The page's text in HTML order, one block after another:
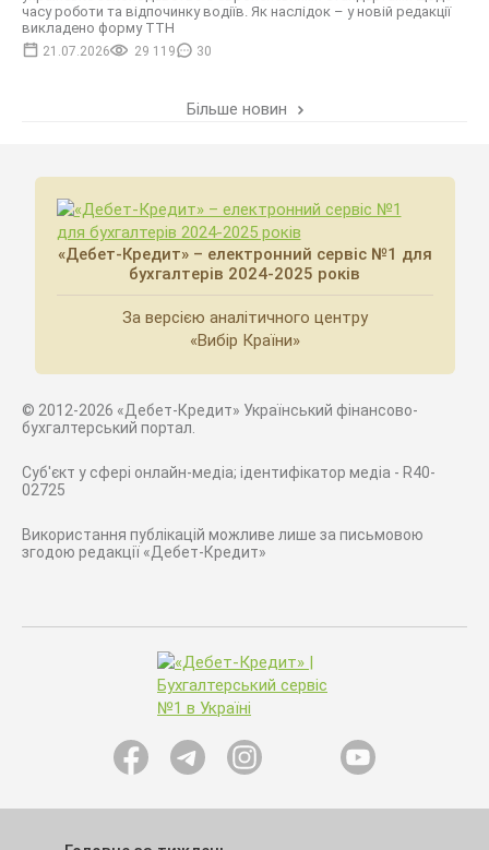
часу роботи та відпочинку водіїв. Як наслідок – у новій редакції
викладено форму ТТН
21.07.2026 29 119 30
Більше новин
«Дебет-Кредит» – електронний сервіс №1 для
бухгалтерів 2024-2025 років
За версією аналітичного центру
«Вибір Країни»
© 2012-2026 «Дебет-Кредит» Український фінансово-
бухгалтерський портал.
Суб'єкт у сфері онлайн-медіа; ідентифікатор медіа - R40-
02725
Використання публікацій можливе лише за письмовою
згодою редакції «Дебет-Кредит»